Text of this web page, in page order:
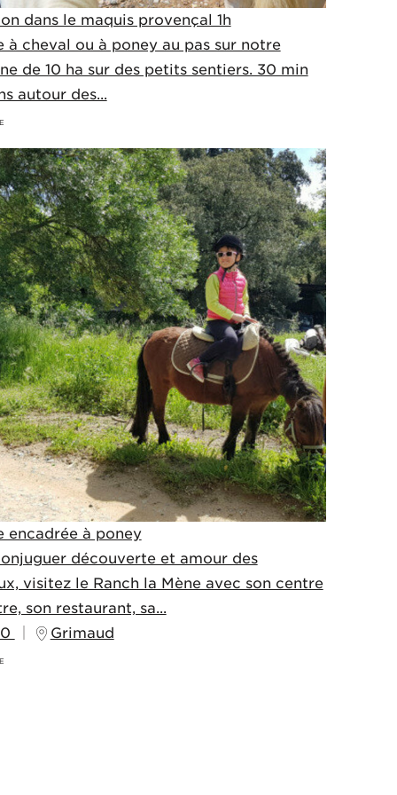
dans le maquis provençal 1h
à cheval ou à poney au pas sur notre
de 10 ha sur des petits sentiers. 30 min
autour des...
encadrée à poney
découverte et amour des
visitez le Ranch la Mène avec son centre
son restaurant, sa...
Grimaud